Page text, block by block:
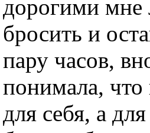
дорогими мне
бросить и
пару часов,
понимала, что
для себя, а